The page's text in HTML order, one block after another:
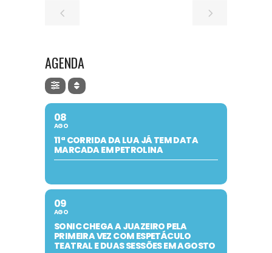
AGENDA
08
AGO
11ª CORRIDA DA LUA JÁ TEM DATA
MARCADA EM PETROLINA
09
AGO
SONIC CHEGA A JUAZEIRO PELA
PRIMEIRA VEZ COM ESPETÁCULO
TEATRAL E DUAS SESSÕES EM AGOSTO